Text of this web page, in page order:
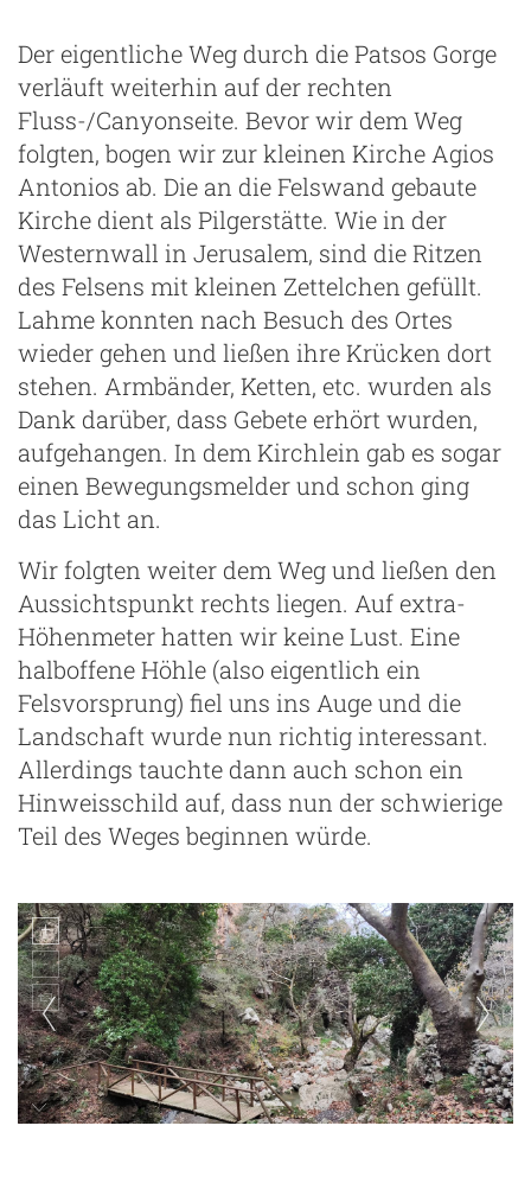
Der eigentliche Weg durch die Patsos Gorge
verläuft weiterhin auf der rechten
Fluss-/Canyonseite. Bevor wir dem Weg
folgten, bogen wir zur kleinen Kirche Agios
Antonios ab. Die an die Felswand gebaute
Kirche dient als Pilgerstätte. Wie in der
Westernwall in Jerusalem, sind die Ritzen
des Felsens mit kleinen Zettelchen gefüllt.
Lahme konnten nach Besuch des Ortes
wieder gehen und ließen ihre Krücken dort
stehen. Armbänder, Ketten, etc. wurden als
Dank darüber, dass Gebete erhört wurden,
aufgehangen. In dem Kirchlein gab es sogar
einen Bewegungsmelder und schon ging
das Licht an.
Wir folgten weiter dem Weg und ließen den
Aussichtspunkt rechts liegen. Auf extra-
Höhenmeter hatten wir keine Lust. Eine
halboffene Höhle (also eigentlich ein
Felsvorsprung) fiel uns ins Auge und die
Landschaft wurde nun richtig interessant.
Allerdings tauchte dann auch schon ein
Hinweisschild auf, dass nun der schwierige
Teil des Weges beginnen würde.